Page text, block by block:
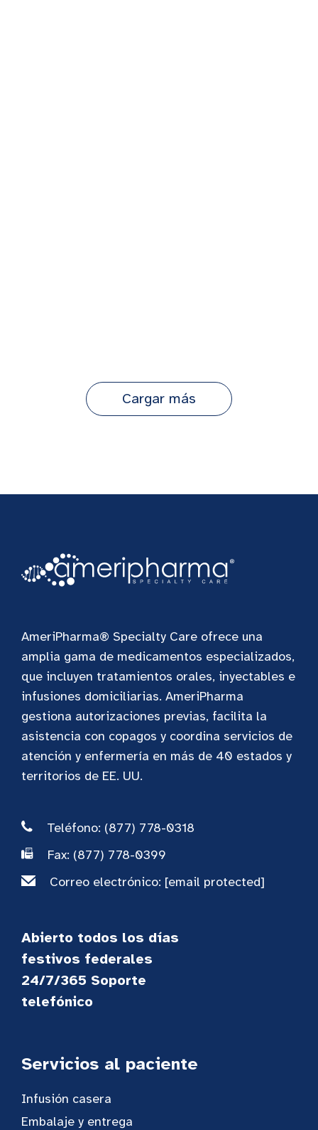
Cargar más
AmeriPharma® Specialty Care ofrece una
amplia gama de medicamentos especializados,
que incluyen tratamientos orales, inyectables e
infusiones domiciliarias. AmeriPharma
gestiona autorizaciones previas, facilita la
asistencia con copagos y coordina servicios de
atención y enfermería en más de 40 estados y
territorios de EE. UU.
Teléfono: (877) 778-0318
Fax: (877) 778-0399
Correo electrónico: [email protected]
Abierto todos los días
festivos federales
24/7/365 Soporte
telefónico
Servicios al paciente
Infusión casera
Embalaje y entrega